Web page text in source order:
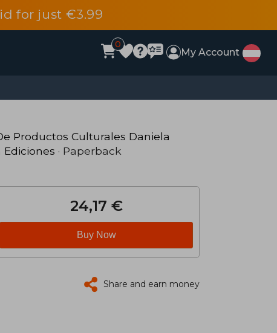
for just €3.99
0
My Account
Productos Culturales Daniela
Ediciones · Paperback
24,17 €
Buy Now
Share and earn money